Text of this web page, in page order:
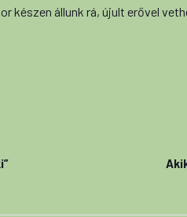
készen állunk rá, újult erővel